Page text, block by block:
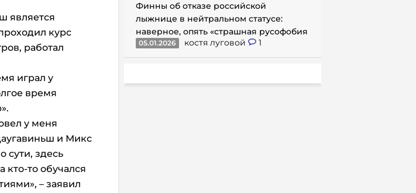
является
курс
работал
играл у
время
у меня
и Микс
сути, здесь
кто-то обучался
– заявил
Финны об отказе российской
лыжнице в нейтральном статусе:
наверное, опять «страшная русофобия
05.01.2026 костя луговой 1